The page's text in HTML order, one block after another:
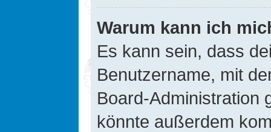
Warum kann ich
Es kann sein, dass
Benutzername, mit
Board-Administration
könnte außerdem